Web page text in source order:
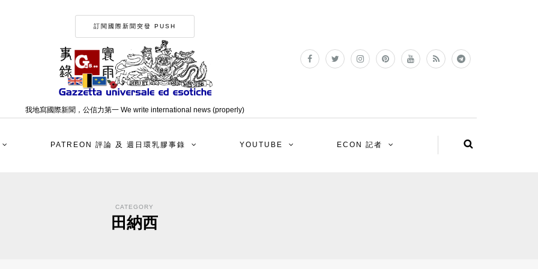
訂閱國際新聞突發 PUSH
我地寫國際新聞，公信力第一 We write international news (properly)
PATREON 評論 及 週日環乳膠事錄 YOUTUBE ECON 記者
CATEGORY
田納西